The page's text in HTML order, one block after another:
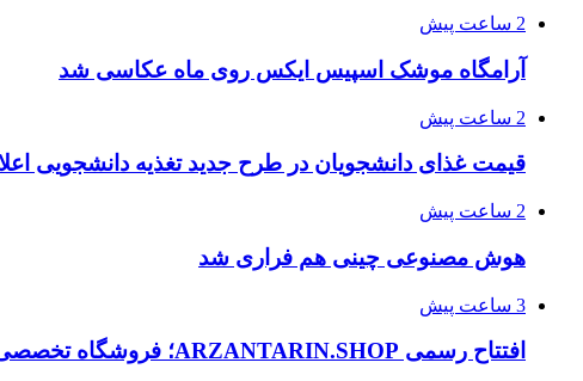
2 ساعت پیش
آرامگاه موشک اسپیس ایکس روی ماه عکاسی شد
2 ساعت پیش
قیمت غذای دانشجویان در طرح جدید تغذیه دانشجویی
2 ساعت پیش
هوش مصنوعی چینی هم فراری شد
3 ساعت پیش
افتتاح رسمی ARZANTARIN.SHOP؛ فروشگاه تخصصی تجهیزات برق اضطراری، موتور برق و باتری لیتیومی( ارزان ترین شاپ)